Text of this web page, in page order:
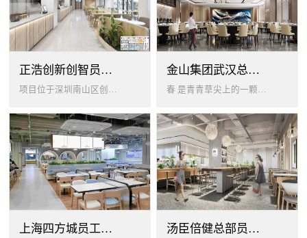
正浩创新创智员工餐厅
项目位于深圳南山区创智云城，服务正浩企业全体员工及来访亲友，总建筑面积 1537㎡，室内座位 450 座、室外休闲外摆 ...
金山集团武汉总部员工食堂设计
春 是青青草尖上的一颗露珠夏 是粼波湖面中倒映的晚霞秋 是宁静山谷里的一片落叶冬 是白雪中屹立不倒的松柏... ...0...
上海四方城员工美食餐厅设计 汤臣倍健总部员工餐厅设计